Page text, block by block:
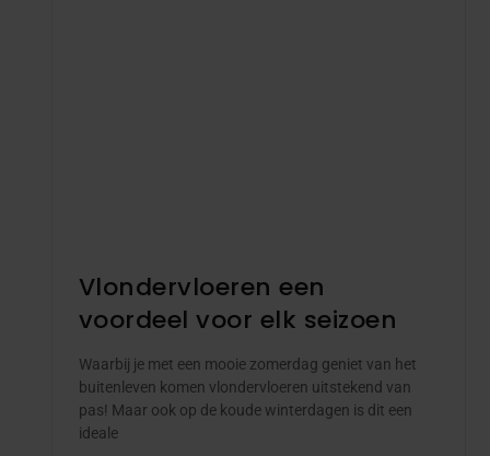
Vlondervloeren een
voordeel voor elk seizoen
Waarbij je met een mooie zomerdag geniet van het
buitenleven komen vlondervloeren uitstekend van
pas! Maar ook op de koude winterdagen is dit een
ideale